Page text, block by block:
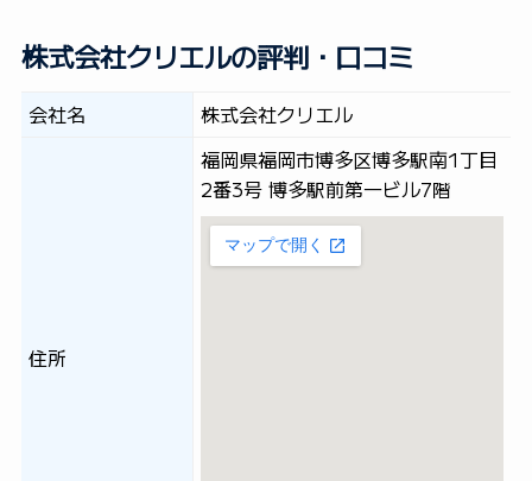
株式会社クリエルの評判・口コミ
会社名 株式会社クリエル
住所
福岡県福岡市博多区博多駅南1丁目
2番3号 博多駅前第一ビル7階